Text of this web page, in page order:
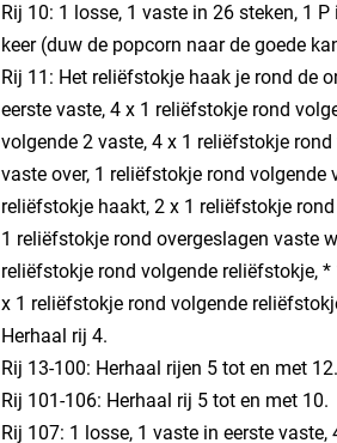
Rij 10: 1 losse, 1 vaste in 26 steken, 1
keer (duw de popcorn naar de goede
Rij 11: Het reliëfstokje haak je rond de
eerste vaste, 4 x 1 reliëfstokje rond
volgende 2 vaste, 4 x 1 reliëfstokje
vaste over, 1 reliëfstokje rond volgende
reliëfstokje haakt, 2 x 1 reliëfstokje
1 reliëfstokje rond overgeslagen vaste
reliëfstokje rond volgende reliëfstokje,
x 1 reliëfstokje rond volgende
Herhaal rij 4.
Rij 13-100: Herhaal rijen 5 tot en met 12.
Rij 101-106: Herhaal rij 5 tot en met 10.
Rij 107: 1 losse, 1 vaste in eerste